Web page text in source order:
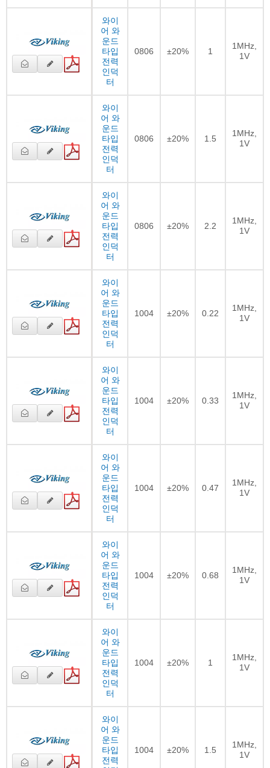
와이
어 와
운드
타입
전력
인덕
터
0806 ±20% 1
1MHz,
1V
와이
어 와
운드
타입
전력
인덕
터
0806 ±20% 1.5
1MHz,
1V
와이
어 와
운드
타입
전력
인덕
터
0806 ±20% 2.2
1MHz,
1V
와이
어 와
운드
타입
전력
인덕
터
1004 ±20% 0.22
1MHz,
1V
와이
어 와
운드
타입
전력
인덕
터
1004 ±20% 0.33
1MHz,
1V
와이
어 와
운드
타입
전력
인덕
터
1004 ±20% 0.47
1MHz,
1V
와이
어 와
운드
타입
전력
인덕
터
1004 ±20% 0.68
1MHz,
1V
와이
어 와
운드
타입
전력
인덕
터
1004 ±20% 1
1MHz,
1V
와이
어 와
운드
타입
전력
1004 ±20% 1.5
1MHz,
1V